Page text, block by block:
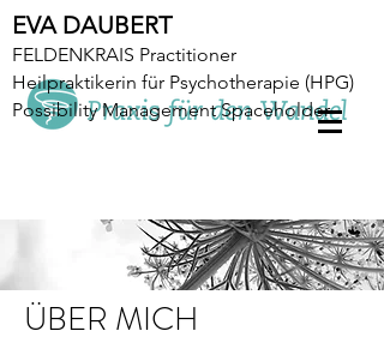
EVA DAUBERT
FELDENKRAIS Practitioner
Heilpraktikerin für Psychotherapie (HPG)
Possibility Management Spaceholder
ÜBER MICH